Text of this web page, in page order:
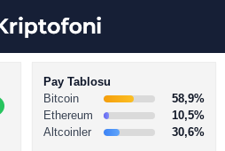
Pay Tablosu
Bitcoin
58,9%
Ethereum
10,5%
Altcoinler
30,6%